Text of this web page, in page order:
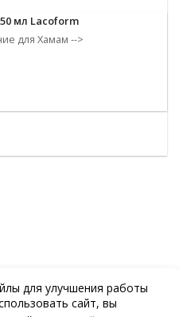
мл Lacoform
для Хамам -->
для улучшения работы
сайт, вы